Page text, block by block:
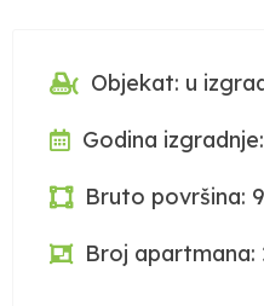
Objekat: u
Godina
Bruto površina:
Broj apartmana: